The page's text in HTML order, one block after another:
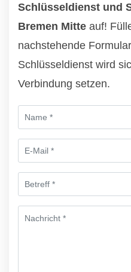
Schlüsseldienst und
Bremen Mitte auf!
nachstehende
Schlüsseldienst wird
Verbindung setzen.